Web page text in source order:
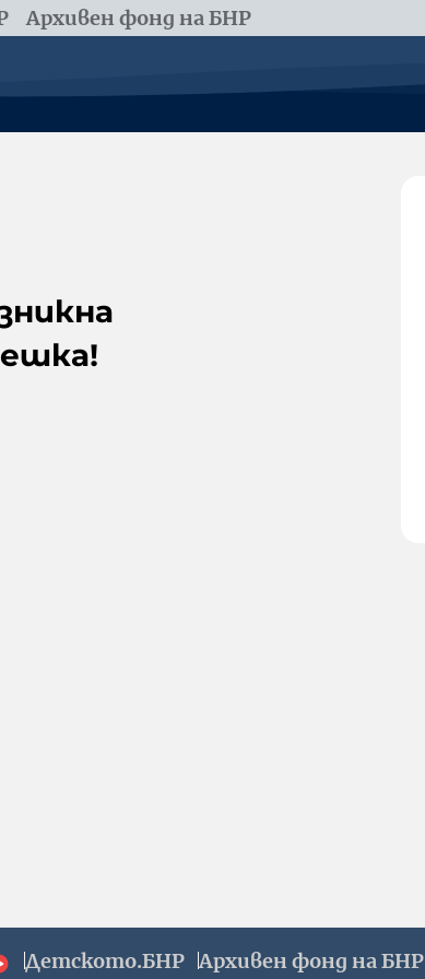
Архивен фонд на БНР
Детското.БНР Архивен фонд на БНР